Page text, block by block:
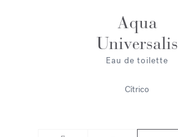
Aqua
Universalis
Eau de toilette
Cítrico